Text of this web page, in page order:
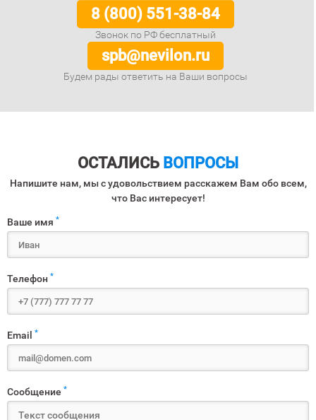
8 (800) 551-38-84
Звонок по РФ бесплатный
spb@nevilon.ru
Будем рады ответить на Ваши вопросы
ОСТАЛИСЬ ВОПРОСЫ
Напишите нам, мы с удовольствием расскажем Вам обо всем,
что Вас интересует!
Ваше имя *
Телефон *
Email *
Сообщение *